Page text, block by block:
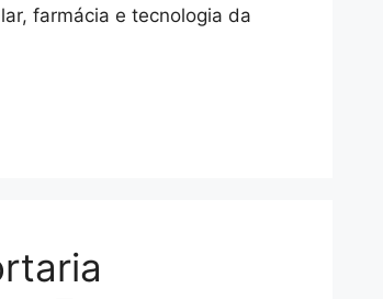
farmácia e tecnologia da